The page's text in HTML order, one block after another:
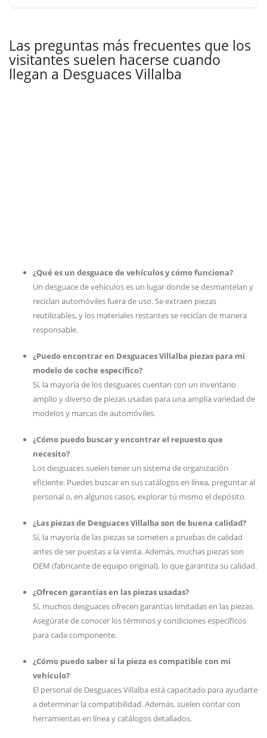
Las preguntas más frecuentes que los
visitantes suelen hacerse cuando
llegan a Desguaces Villalba
¿Qué es un desguace de vehículos y cómo funciona?
Un desguace de vehículos es un lugar donde se desmantelan y
reciclan automóviles fuera de uso. Se extraen piezas
reutilizables, y los materiales restantes se reciclan de manera
responsable.
¿Puedo encontrar en Desguaces Villalba piezas para mi
modelo de coche específico?
Sí, la mayoría de los desguaces cuentan con un inventario
amplio y diverso de piezas usadas para una amplia variedad de
modelos y marcas de automóviles.
¿Cómo puedo buscar y encontrar el repuesto que
necesito?
Los desguaces suelen tener un sistema de organización
eficiente. Puedes buscar en sus catálogos en línea, preguntar al
personal o, en algunos casos, explorar tú mismo el depósito.
¿Las piezas de Desguaces Villalba son de buena calidad?
Sí, la mayoría de las piezas se someten a pruebas de calidad
antes de ser puestas a la venta. Además, muchas piezas son
OEM (fabricante de equipo original), lo que garantiza su calidad.
¿Ofrecen garantías en las piezas usadas?
Sí, muchos desguaces ofrecen garantías limitadas en las piezas.
Asegúrate de conocer los términos y condiciones específicos
para cada componente.
¿Cómo puedo saber si la pieza es compatible con mi
vehículo?
El personal de Desguaces Villalba está capacitado para ayudarte
a determinar la compatibilidad. Además, suelen contar con
herramientas en línea y catálogos detallados.